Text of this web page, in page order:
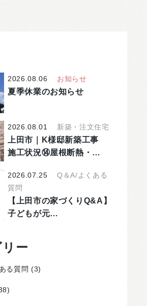
2026.08.06 お知らせ
夏季休業のお知らせ
2026.08.01 新築・注文住宅
上田市｜K様邸新築工事
施工状況⑭屋根断熱・…
2026.07.25
Q＆A/よくある
質問
【上田市の家づくりQ&A】
子どもが元…
ー
る質問 (3)